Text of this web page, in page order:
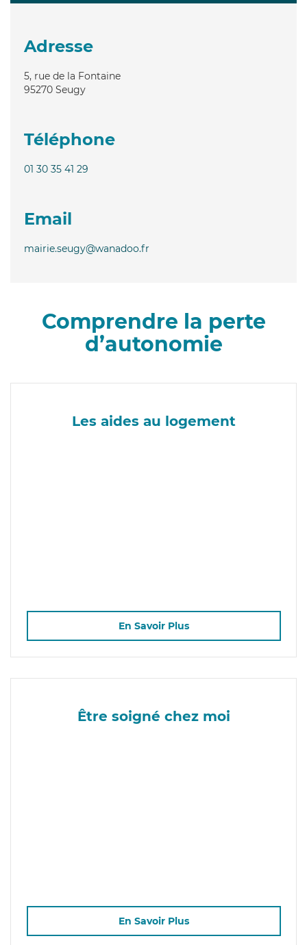
Adresse
5, rue de la Fontaine
95270 Seugy
Téléphone
01 30 35 41 29
Email
mairie.seugy@wanadoo.fr
Comprendre la perte
d’autonomie
Les aides au logement
En Savoir Plus
Être soigné chez moi
En Savoir Plus